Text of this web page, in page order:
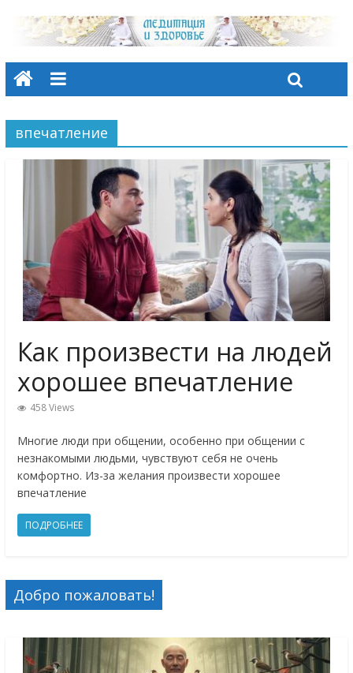
впечатление
Как произвести на людей
хорошее впечатление
458 Views
Многие люди при общении, особенно при общении с
незнакомыми людьми, чувствуют себя не очень
комфортно. Из-за желания произвести хорошее
впечатление
ПОДРОБНЕЕ
Добро пожаловать!